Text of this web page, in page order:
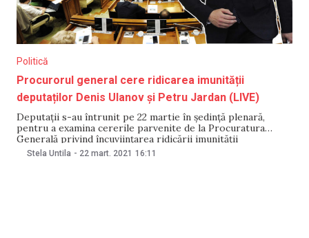
Politică
Procurorul general cere ridicarea imunității
deputaților Denis Ulanov și Petru Jardan (LIVE)
Deputații s-au întrunit pe 22 martie în ședință plenară,
pentru a examina cererile parvenite de la Procuratura
Generală privind încuviințarea ridicării imunității
parlamentare a deputaților fracțiunii Partidului „ȘOR”, Petru
Stela Untila - 22 mart. 2021 16:11